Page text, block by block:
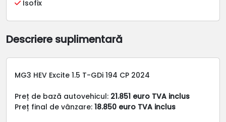
Isofix
Descriere suplimentară
MG3 HEV Excite 1.5 T-GDi 194 CP 2024
Preț de bază autovehicul: 21.851 euro TVA inclus
Preț final de vânzare: 18.850 euro TVA inclus